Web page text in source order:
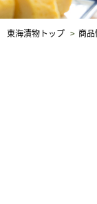
東海漬物トップ 商品